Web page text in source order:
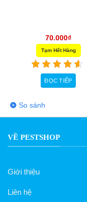
70.000₫
Tạm Hết Hàng
ĐỌC TIẾP
So sánh
VỀ PESTSHOP
Giới thiệu
Liên hệ